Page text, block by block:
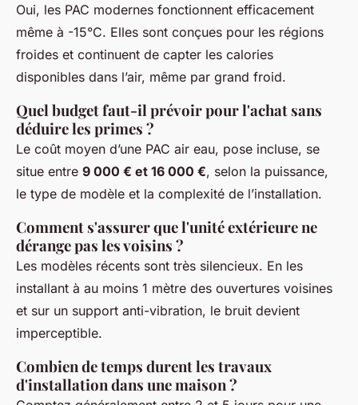
Oui, les PAC modernes fonctionnent efficacement
même à -15°C. Elles sont conçues pour les régions
froides et continuent de capter les calories
disponibles dans l’air, même par grand froid.
Quel budget faut-il prévoir pour l'achat sans
déduire les primes ?
Le coût moyen d’une PAC air eau, pose incluse, se
situe entre 9 000 € et 16 000 €, selon la puissance,
le type de modèle et la complexité de l’installation.
Comment s'assurer que l'unité extérieure ne
dérange pas les voisins ?
Les modèles récents sont très silencieux. En les
installant à au moins 1 mètre des ouvertures voisines
et sur un support anti-vibration, le bruit devient
imperceptible.
Combien de temps durent les travaux
d'installation dans une maison ?